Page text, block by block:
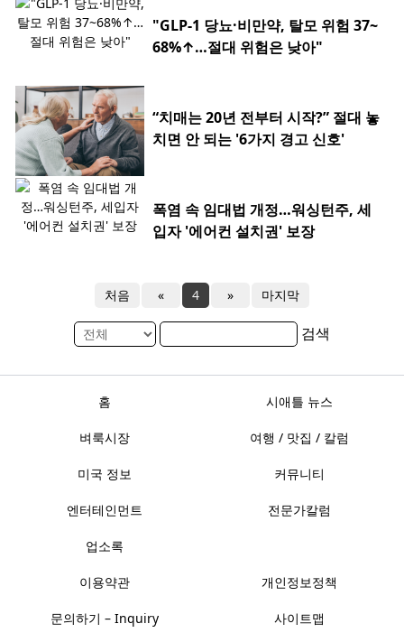
"GLP-1 당뇨·비만약, 탈모 위험 37~
68%↑…절대 위험은 낮아"
“치매는 20년 전부터 시작?” 절대 놓
치면 안 되는 '6가지 경고 신호'
폭염 속 임대법 개정…워싱턴주, 세
입자 '에어컨 설치권' 보장
처음 « 4 » 마지막
검색
홈 시애틀 뉴스
벼룩시장 여행 / 맛집 / 칼럼
미국 정보 커뮤니티
엔터테인먼트 전문가칼럼
업소록
이용약관 개인정보정책
문의하기 – Inquiry 사이트맵